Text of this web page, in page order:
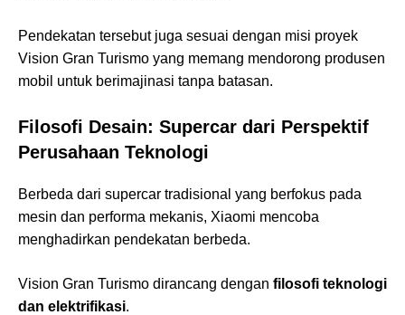
Pendekatan tersebut juga sesuai dengan misi proyek
Vision Gran Turismo yang memang mendorong produsen
mobil untuk berimajinasi tanpa batasan.
Filosofi Desain: Supercar dari Perspektif
Perusahaan Teknologi
Berbeda dari supercar tradisional yang berfokus pada
mesin dan performa mekanis, Xiaomi mencoba
menghadirkan pendekatan berbeda.
Vision Gran Turismo dirancang dengan filosofi teknologi
dan elektrifikasi.